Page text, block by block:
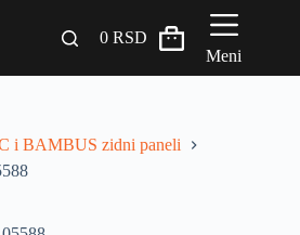
Zidovi i Police
0RSD
Meni
i BAMBUS zidni paneli